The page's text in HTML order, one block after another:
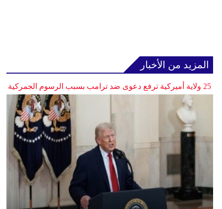
المزيد من الأخبار
25 ولاية أميركية ترفع دعوى ضد ترامب بسبب الرسوم الجمركية